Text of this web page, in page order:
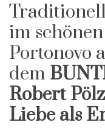
im
Portonovo
dem
Robert
Liebe als